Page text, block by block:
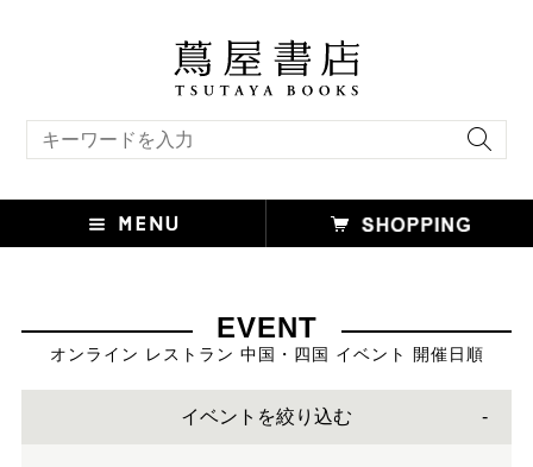
EVENT
オンライン レストラン 中国・四国 イベント 開催日順
イベントを絞り込む